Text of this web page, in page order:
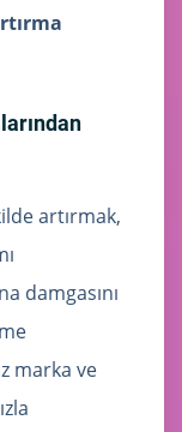
artırmak,
damgasını
marka ve